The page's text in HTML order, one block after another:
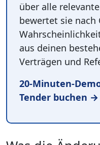
über alle
bewertet sie nach
aus deinen
Verträgen und
20-Minuten-
Tender buchen →